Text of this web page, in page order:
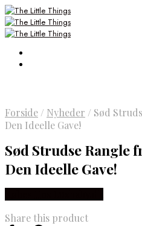
Forside / Nyheder / Sød
Den Ideelle Gave!
Sød Strudse Rangle
Den Ideelle Gave!
Share this product